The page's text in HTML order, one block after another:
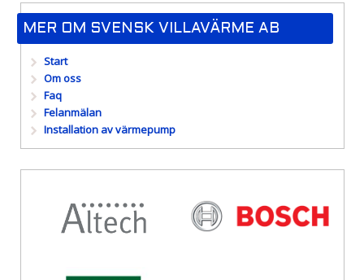
MER OM SVENSK VILLAVÄRME AB
Start
Om oss
Faq
Felanmälan
Installation av värmepump